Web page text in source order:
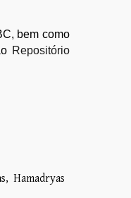
bem como
Repositório
Hamadryas